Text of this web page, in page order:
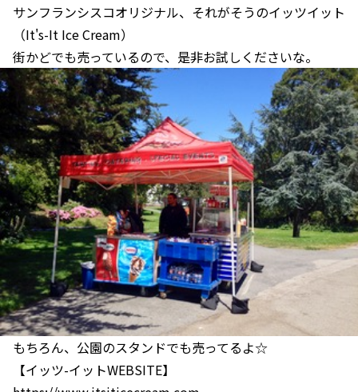
サンフランシスコオリジナル、それがそうのイッツイット
（It's-It Ice Cream）
街かどでも売っているので、是非お試しくださいな。
もちろん、公園のスタンドでも売ってるよ☆
【イッツ-イットWEBSITE】